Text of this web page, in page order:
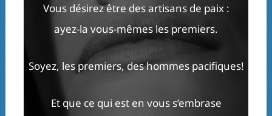
Vous désirez être des artisans de paix :
ayez-la vous-mêmes les premiers.
Soyez, les premiers, des hommes pacifiques!
Et que ce qui est en vous s’embrase